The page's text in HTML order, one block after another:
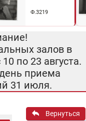
Ф.3219
залов в
по 23 августа.
приема
31 июля.
Вернуться